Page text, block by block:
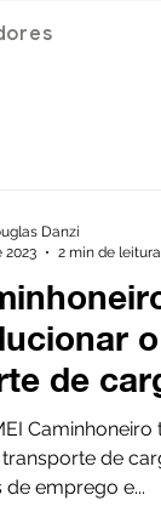
de
de
emprego e...
Danzi
2023
2 min de leitura